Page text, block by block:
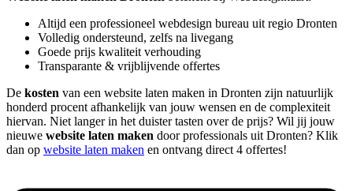
Altijd een professioneel webdesign bureau uit regio Dronten
Volledig ondersteund, zelfs na livegang
Goede prijs kwaliteit verhouding
Transparante & vrijblijvende offertes
De kosten van een website laten maken in Dronten zijn natuurlijk
honderd procent afhankelijk van jouw wensen en de complexiteit
hiervan. Niet langer in het duister tasten over de prijs? Wil jij jouw
nieuwe website laten maken door professionals uit Dronten? Klik
dan op website laten maken en ontvang direct 4 offertes!